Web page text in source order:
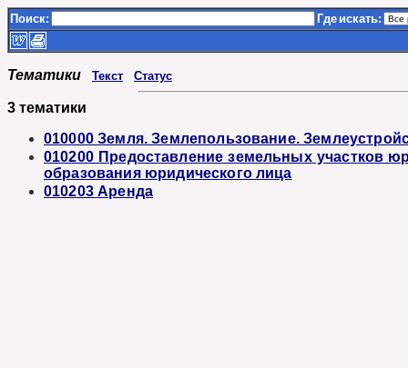
Поиск: Где искать:
Тематики Текст Статус
3 тематики
010000 Земля. Землепользование.
010200 Предоставление земельных участков
образования юридического лица
010203 Аренда